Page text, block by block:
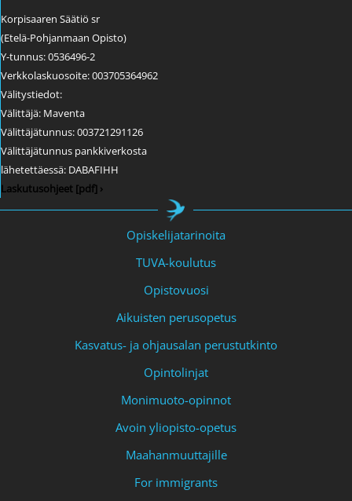
Korpisaaren Säätiö sr
(Etelä-Pohjanmaan Opisto)
Y-tunnus: 0536496-2
Verkkolaskuosoite: 003705364962
Välitystiedot:
Välittäjä: Maventa
Välittäjätunnus: 003721291126
Välittäjätunnus pankkiverkosta
lähetettäessä: DABAFIHH
Laskutusohjeet [pdf] ›
Opiskelijatarinoita
TUVA-koulutus
Opistovuosi
Aikuisten perusopetus
Kasvatus- ja ohjausalan perustutkinto
Opintolinjat
Monimuoto-opinnot
Avoin yliopisto-opetus
Maahanmuuttajille
For immigrants